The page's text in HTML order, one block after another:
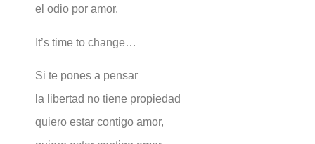
el odio por amor.
It’s time to change…
Si te pones a pensar
la libertad no tiene propiedad
quiero estar contigo amor,